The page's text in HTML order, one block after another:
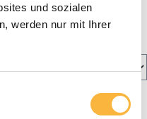
und sozialen
werden nur mit Ihrer